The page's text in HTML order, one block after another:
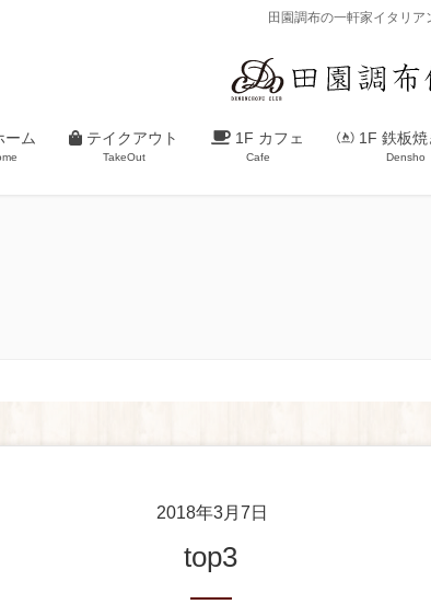
田園調布の一軒家イタリア
ーム テイクアウト
TakeOut
1F カフェ
Cafe
1F 鉄板
Densho
2018年3月7日
top3